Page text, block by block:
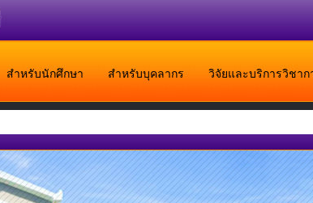
สำหรับนักศึกษา สำหรับบุคลากร วิจัยและบริการวิชาก